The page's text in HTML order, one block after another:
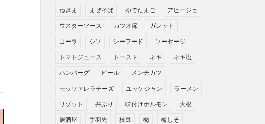
ねぎま まぜそば ゆでたまご アヒージョ
ウスターソース カツオ節 ガレット
コーラ シソ シーフード ソーセージ
トマトジュース トースト ネギ ネギ塩
ハンバーグ ビール メンチカツ
モッツァレラチーズ ユッケジャン ラーメン
リゾット 丼ぶり 味付けホルモン 大根
居酒屋 手羽先 枝豆 梅 梅しそ